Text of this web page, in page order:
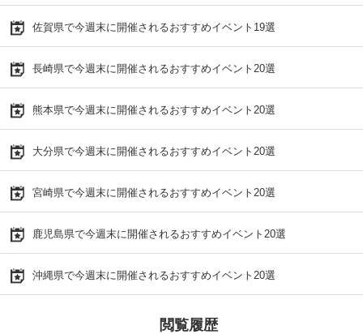
佐賀県で今週末に開催されるおすすめイベント19選
長崎県で今週末に開催されるおすすめイベント20選
熊本県で今週末に開催されるおすすめイベント20選
大分県で今週末に開催されるおすすめイベント20選
宮崎県で今週末に開催されるおすすめイベント20選
鹿児島県で今週末に開催されるおすすめイベント20選
沖縄県で今週末に開催されるおすすめイベント20選
閲覧履歴